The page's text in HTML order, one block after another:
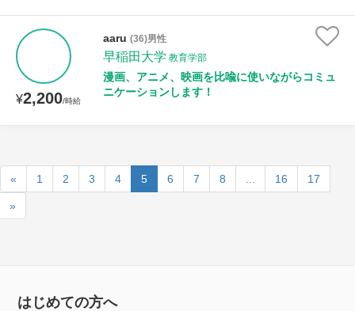
¥2,200/時給
aaru (36)男性
早稲田大学 教育学部
漫画、アニメ、映画を比喩に使いながらコミュ
ニケーションします！
« 1 2 3 4 5 6 7 8 16 17
»
はじめての方へ